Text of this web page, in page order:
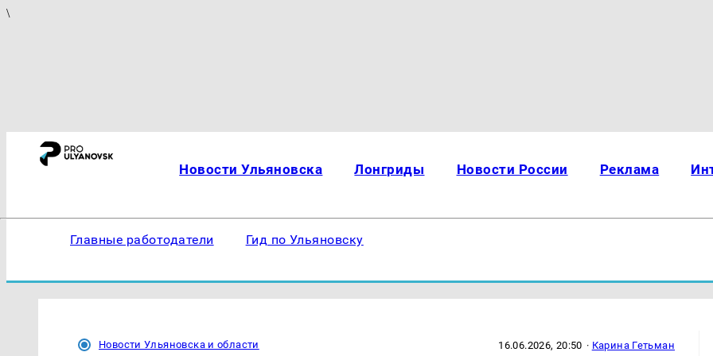
\
Новости Ульяновска Лонгриды Новости России Реклама
Главные работодатели Гид по Ульяновску
Новости Ульяновска и области 16.06.2026, 20:50 · Карина Гетьман